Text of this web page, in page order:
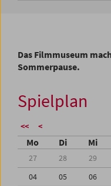
Das Filmmuseum
Sommerpause.
Spielplan
<< <
Mo Di Mi
27 28 29
04
05 06